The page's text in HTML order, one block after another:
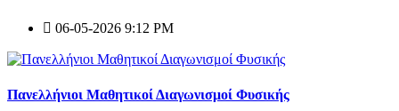
06-05-2026 9:12 PM
Πανελλήνιοι Μαθητικοί Διαγωνισμοί Φυσικής